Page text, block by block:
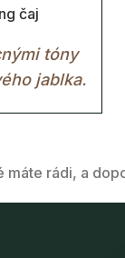
čaj
tóny
jablka.
rádi, a